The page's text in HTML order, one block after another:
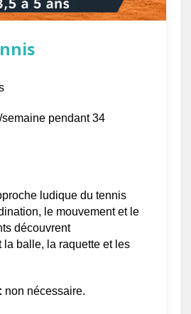
pendant 34
ludique du tennis
le mouvement et le
découvrent
la balle, la raquette et les
non nécessaire.